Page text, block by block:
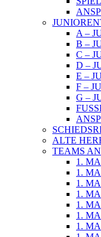
A –
B –
C –
D –
E –
F –
G –
ALTE
TEAMS
1.
1.
1.
1.
1.
1.
1.